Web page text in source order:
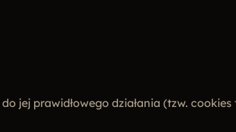
jej prawidłowego działania (tzw.